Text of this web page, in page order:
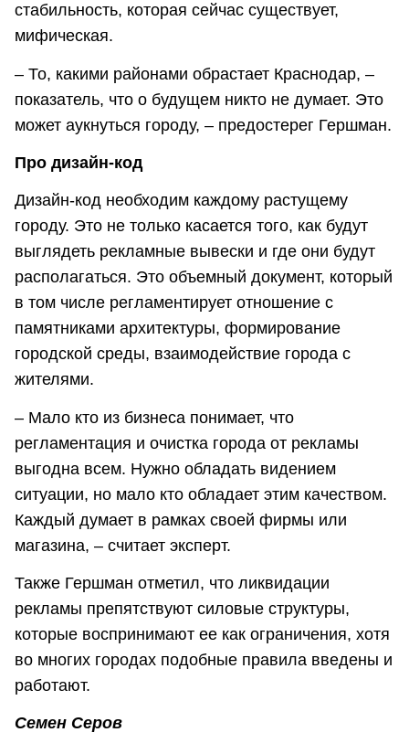
стабильность, которая сейчас существует,
мифическая.
– То, какими районами обрастает Краснодар, –
показатель, что о будущем никто не думает. Это
может аукнуться городу, – предостерег Гершман.
Про дизайн-код
Дизайн-код необходим каждому растущему
городу. Это не только касается того, как будут
выглядеть рекламные вывески и где они будут
располагаться. Это объемный документ, который
в том числе регламентирует отношение с
памятниками архитектуры, формирование
городской среды, взаимодействие города с
жителями.
– Мало кто из бизнеса понимает, что
регламентация и очистка города от рекламы
выгодна всем. Нужно обладать видением
ситуации, но мало кто обладает этим качеством.
Каждый думает в рамках своей фирмы или
магазина, – считает эксперт.
Также Гершман отметил, что ликвидации
рекламы препятствуют силовые структуры,
которые воспринимают ее как ограничения, хотя
во многих городах подобные правила введены и
работают.
Семен Серов